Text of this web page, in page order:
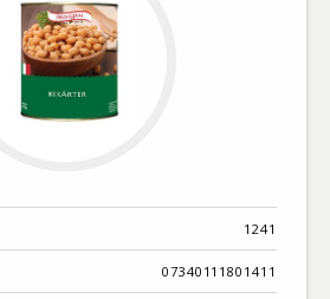
1241
07340111801411